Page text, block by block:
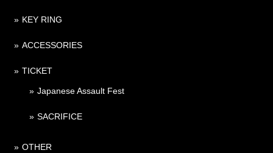
KEY RING
ACCESSORIES
TICKET
Japanese Assault Fest
SACRIFICE
OTHER